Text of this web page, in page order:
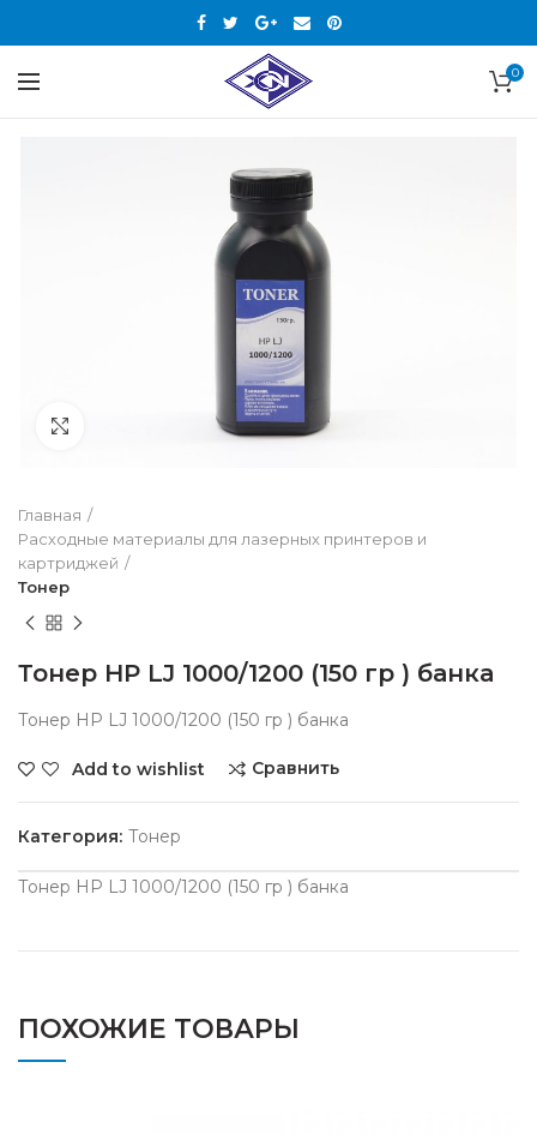
0
Нажмите, чтобы увеличить
Главная
Расходные материалы для лазерных принтеров и
картриджей
Тонер
Тонер HP LJ 1000/1200 (150 гр ) банка
Тонер HP LJ 1000/1200 (150 гр ) банка
Add to wishlist Сравнить
Категория: Тонер
Тонер HP LJ 1000/1200 (150 гр ) банка
ПОХОЖИЕ ТОВАРЫ